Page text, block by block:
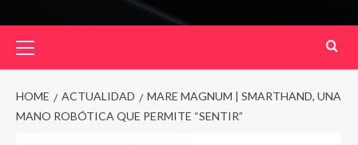
Menu
HOME ACTUALIDAD
MARE MAGNUM | SMARTHAND, UNA
MANO ROBÓTICA QUE PERMITE “SENTIR”